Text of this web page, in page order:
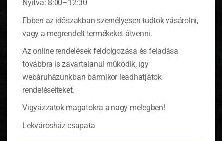
Nyitva: 8:00–12:30
Ebben az időszakban személyesen tudtok vásárolni,
vagy a megrendelt termékeket átvenni.
Az online rendelések feldolgozása és feladása
továbbra is zavartalanul működik, így
webáruházunkban bármikor leadhatjátok
rendeléseiteket.
Vigyázzatok magatokra a nagy melegben!
Lekvárosház csapata